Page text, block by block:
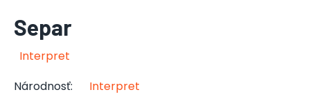
Separ
Interpret
Národnosť:
Interpret